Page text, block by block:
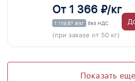
От 1 366 ₽/кг
1 119,67 ₽/кг без НДС
(при заказе от 50 кг)
Показать еще